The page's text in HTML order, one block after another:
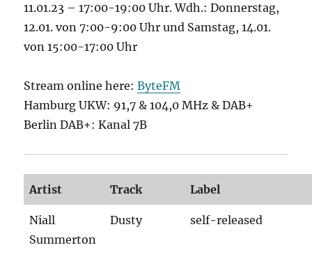
11.01.23 – 17:00-19:00 Uhr. Wdh.: Donnerstag,
12.01. von 7:00-9:00 Uhr und Samstag, 14.01.
von 15:00-17:00 Uhr
Stream online here:ByteFM
Hamburg UKW: 91,7 & 104,0 MHz & DAB+
Berlin DAB+: Kanal 7B
Artist Track Label
Niall
Summerton
Dusty self-released